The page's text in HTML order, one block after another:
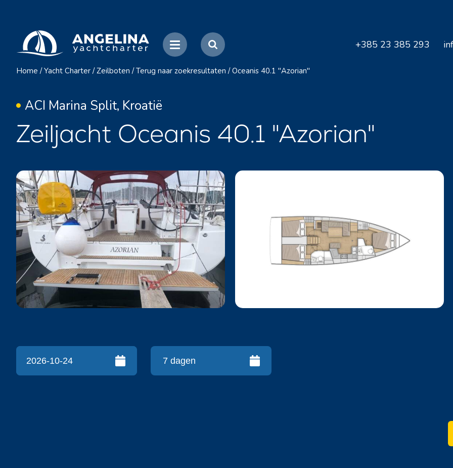
+385 23 385 293
Home / Yacht Charter / Zeilboten / Terug naar zoekresultaten / Oceanis 40.1 "Azorian"
ACI Marina Split, Kroatië
Zeiljacht Oceanis 40.1 "Azorian"